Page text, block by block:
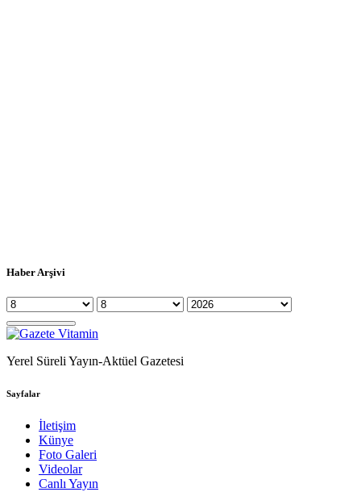
Haber Arşivi
Yerel Süreli Yayın-Aktüel Gazetesi
Sayfalar
İletişim
Künye
Foto Galeri
Videolar
Canlı Yayın